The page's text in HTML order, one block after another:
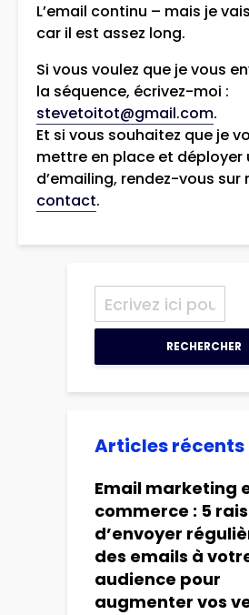
L’email continu – mais je
car il est assez long.
Si vous voulez que je vous
la séquence, écrivez-moi :
stevetoitot@gmail.com.
Et si vous souhaitez que je
mettre en place et déployer
d’emailing, rendez-vous sur
contact.
RECHERCHER
Articles récents
Email marketing
commerce : 5
d’envoyer
des emails à
audience pour
augmenter vos